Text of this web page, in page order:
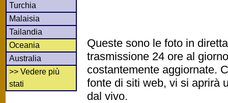
Turchia
Malaisia
Tailandia
Oceania
Australia
>> Vedere più
stati
Queste sono le foto in
trasmissione 24 ore al
costantemente aggiornate.
fonte di siti web, vi si aprirà
dal vivo.